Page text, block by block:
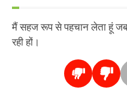
मैं सहज रूप से पहचान लेता हूं जब
रही हों।